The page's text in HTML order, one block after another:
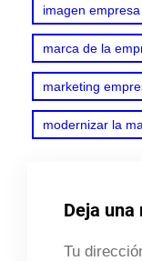
imagen
marca de la
marketing
modernizar la
Deja una
Tu